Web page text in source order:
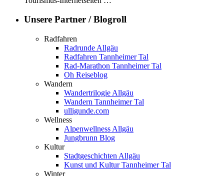
Unsere Partner / Blogroll
Radfahren
Radrunde Allgäu
Radfahren Tannheimer Tal
Rad-Marathon Tannheimer Tal
Oh Reiseblog
Wandern
Wandertrilogie Allgäu
Wandern Tannheimer Tal
ulligunde.com
Wellness
Alpenwellness Allgäu
Jungbrunn Blog
Kultur
Stadtgeschichten Allgäu
Kunst und Kultur Tannheimer Tal
Winter